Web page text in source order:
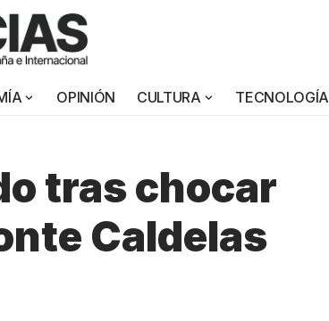
OPINIÓN CULTURA TECNOLOGÍA
tras chocar
Caldelas